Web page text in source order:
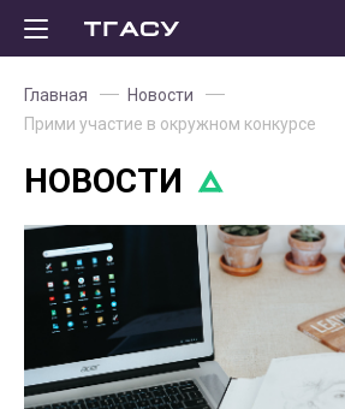
Главная
Новости
Прими участие в окружном конкурсе
НОВОСТИ